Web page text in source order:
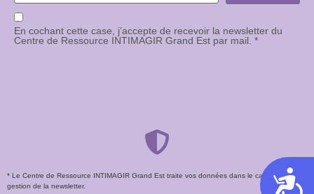
En cochant cette case, j’accepte de recevoir la newsletter du
Centre de Ressource INTIMAGIR Grand Est par mail. *
* Le Centre de Ressource INTIMAGIR Grand Est traite vos données dans le cadre de la
gestion de la newsletter.